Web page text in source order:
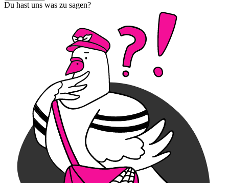
Du hast uns was zu sagen?